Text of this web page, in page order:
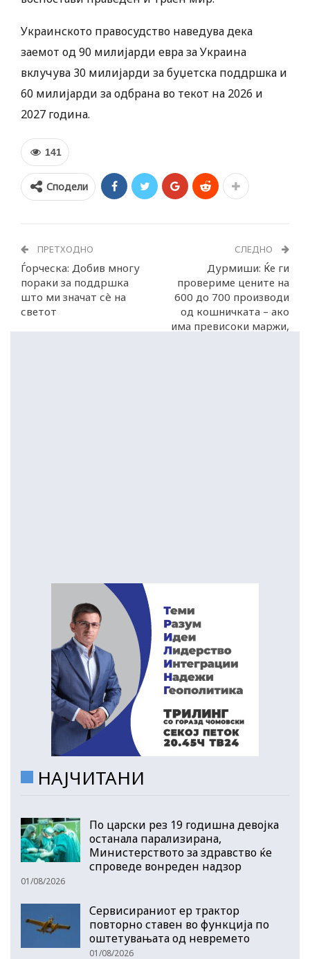
Украинското правосудство наведува дека
заемот од 90 милијарди евра за Украина
вклучува 30 милијарди за буџетска поддршка и
60 милијарди за одбрана во текот на 2026 и
2027 година.
141
Сподели
ПРЕТХОДНО
Ѓорческа: Добив многу
пораки за поддршка
што ми значат сè на
светот
СЛЕДНО
Дурмиши: Ќе ги
провериме цените на
600 до 700 производи
од кошничката – ако
има превисоки маржи,
НАЈЧИТАНИ
По царски рез 19 годишна девојка
останала парализирана,
Министерството за здравство ќе
спроведе вонреден надзор
01/08/2026
Сервисираниот ер трактор
повторно ставен во функција по
оштетувањата од невремето
01/08/2026